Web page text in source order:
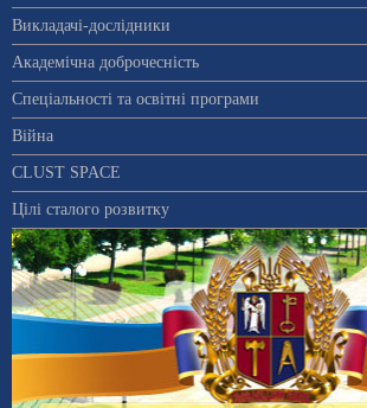
Викладачі-дослідники
Академічна доброчесність
Спеціальності та освітні програми
Війна
CLUST SPACE
Цілі сталого розвитку